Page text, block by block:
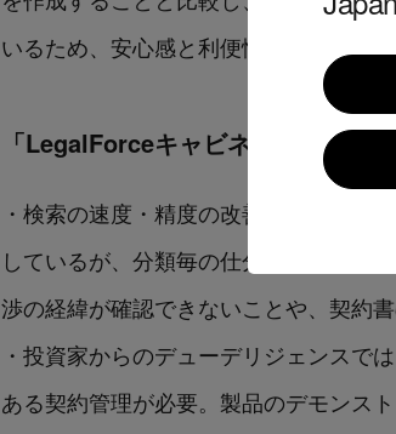
いるため、安心感と利便性を実感。
「LegalForceキャビネ」導入理由
・検索の速度・精度の改善及び期限を
しているが、分類毎の仕分けがされて
渉の経緯が確認できないことや、契約
・投資家からのデューデリジェンスで
ある契約管理が必要。製品のデモンス